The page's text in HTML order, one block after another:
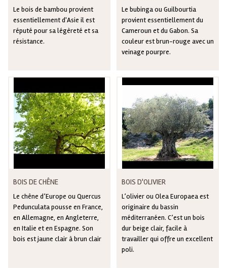
Le bois de bambou provient
essentiellement d'Asie il est
réputé pour sa légèreté et sa
résistance.
Le bubinga ou Guilbourtia
provient essentiellement du
Cameroun et du Gabon. Sa
couleur est brun-rouge avec un
veinage pourpre.
BOIS DE CHÊNE
Le chêne d’Europe ou Quercus
Pedunculata pousse en France,
en Allemagne, en Angleterre,
en Italie et en Espagne. Son
bois est jaune clair à brun clair
BOIS D'OLIVIER
L’olivier ou Olea Europaea est
originaire du bassin
méditerranéen. C’est un bois
dur beige clair, facile à
travailler qui offre un excellent
poli.